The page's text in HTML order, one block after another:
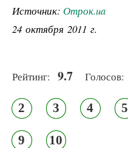
Источник: Отрок.ua
24 октября 2011 г.
Рейтинг: 9.7 Голосов:
2 3 4 5
9 10